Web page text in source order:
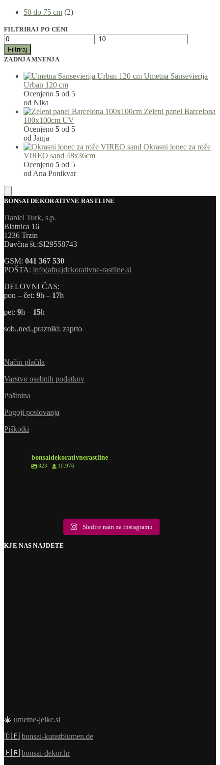
50 do 75 cm (2)
FILTRIRAJ PO CENI
Filtriraj
ZADNJA MNENJA
Umetna Sansevierija
Urban 120 cm
Ocenjeno 5 od 5
od Nika
Zeleni panel Barcelona
100x100cm UV
Ocenjeno 5 od 5
od Janja
Okrasni lonec za rože
VIREO sand 48x36cm
Ocenjeno 5 od 5
od Ana Ponikvar
BONSAI DEKORATIVNE RASTLINE
Daniel Turk, s.p.
Blatnica 16
1236 Trzin
Davčna št.:SI29558743
GSM: 041 367 530
POŠTA: info(afna)dekorativne-rastline.si
DELOVNI ČAS:
pon – čet: 9h – 17h
pet: 9h – 15h
sob.,ned.,prazniki: zaprto
Način plačila
Varstvo osebnih podatkov
Poštnina
Pogoji poslovanja
Piškotki
bonsaidekorativnerastline
823 10.976
Sledite nam na instagramu
KJE NAS NAJDETE
🎄 umetne-jelke.si
🇩🇪 bonsai-kunstblumen.de
🇭🇷 bonsai-dekor.hr